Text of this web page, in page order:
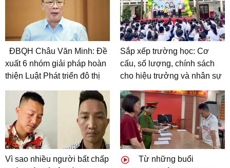
ĐBQH Châu Văn Minh: Đề
xuất 6 nhóm giải pháp hoàn
thiện Luật Phát triển đô thị
Sắp xếp trường học: Cơ
cấu, số lượng, chính sách
cho hiệu trưởng và nhân sự
Vì sao nhiều người bất chấp
Từ những buổi